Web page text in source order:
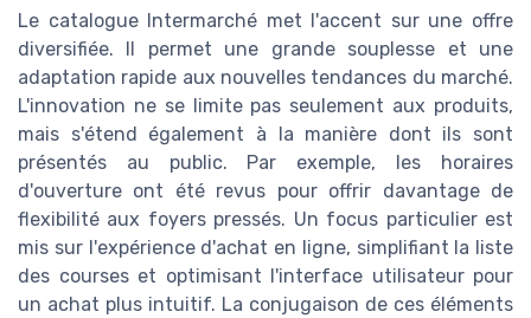
Le catalogue Intermarché met l'accent sur une offre
diversifiée. Il permet une grande souplesse et une
adaptation rapide aux nouvelles tendances du marché.
L'innovation ne se limite pas seulement aux produits,
mais s'étend également à la manière dont ils sont
présentés au public. Par exemple, les horaires
d'ouverture ont été revus pour offrir davantage de
flexibilité aux foyers pressés. Un focus particulier est
mis sur l'expérience d'achat en ligne, simplifiant la liste
des courses et optimisant l'interface utilisateur pour
un achat plus intuitif. La conjugaison de ces éléments